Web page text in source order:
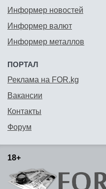
Информер новостей
Информер валют
Информер металлов
ПОРТАЛ
Реклама на FOR.kg
Вакансии
Контакты
Форум
18+